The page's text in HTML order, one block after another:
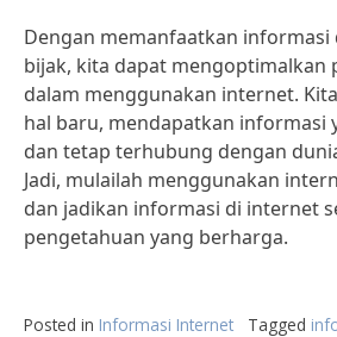
Dengan memanfaatkan
bijak, kita dapat mengoptimalkan
dalam menggunakan internet.
hal baru, mendapatkan informasi
dan tetap terhubung dengan
Jadi, mulailah menggunakan
dan jadikan informasi di internet
pengetahuan yang berharga.
Posted in Informasi Internet Tagged